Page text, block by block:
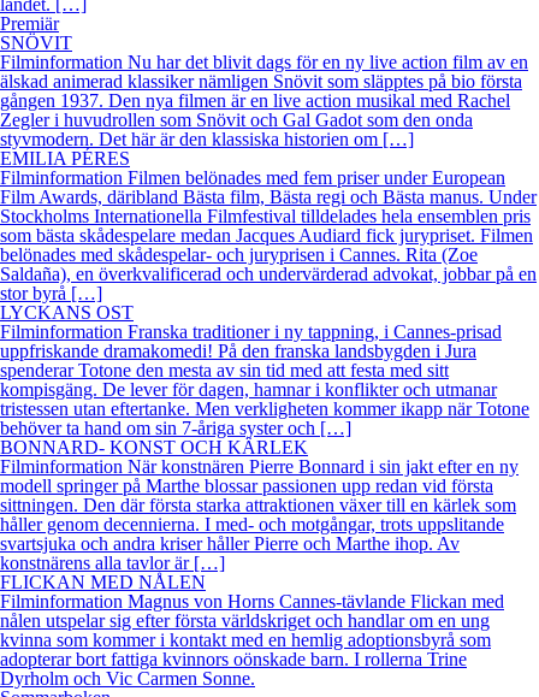
landet. […]
Premiär
SNÖVIT
Filminformation Nu har det blivit dags för en ny live action film av en
älskad animerad klassiker nämligen Snövit som släpptes på bio första
gången 1937. Den nya filmen är en live action musikal med Rachel
Zegler i huvudrollen som Snövit och Gal Gadot som den onda
styvmodern. Det här är den klassiska historien om […]
EMILIA PÉRES
Filminformation Filmen belönades med fem priser under European
Film Awards, däribland Bästa film, Bästa regi och Bästa manus. Under
Stockholms Internationella Filmfestival tilldelades hela ensemblen pris
som bästa skådespelare medan Jacques Audiard fick jurypriset. Filmen
belönades med skådespelar- och juryprisen i Cannes. Rita (Zoe
Saldaña), en överkvalificerad och undervärderad advokat, jobbar på en
stor byrå […]
LYCKANS OST
Filminformation Franska traditioner i ny tappning, i Cannes-prisad
uppfriskande dramakomedi! På den franska landsbygden i Jura
spenderar Totone den mesta av sin tid med att festa med sitt
kompisgäng. De lever för dagen, hamnar i konflikter och utmanar
tristessen utan eftertanke. Men verkligheten kommer ikapp när Totone
behöver ta hand om sin 7-åriga syster och […]
BONNARD- KONST OCH KÄRLEK
Filminformation När konstnären Pierre Bonnard i sin jakt efter en ny
modell springer på Marthe blossar passionen upp redan vid första
sittningen. Den där första starka attraktionen växer till en kärlek som
håller genom decennierna. I med- och motgångar, trots uppslitande
svartsjuka och andra kriser håller Pierre och Marthe ihop. Av
konstnärens alla tavlor är […]
FLICKAN MED NÅLEN
Filminformation Magnus von Horns Cannes-tävlande Flickan med
nålen utspelar sig efter första världskriget och handlar om en ung
kvinna som kommer i kontakt med en hemlig adoptionsbyrå som
adopterar bort fattiga kvinnors oönskade barn. I rollerna Trine
Dyrholm och Vic Carmen Sonne.